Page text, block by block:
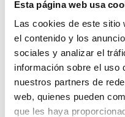
Esta página web usa
Las cookies de este sitio
el contenido y los
sociales y analizar el
información sobre el uso
nuestros partners de
web, quienes pueden
que les haya
Nº 1 en la
y 8 alumnos